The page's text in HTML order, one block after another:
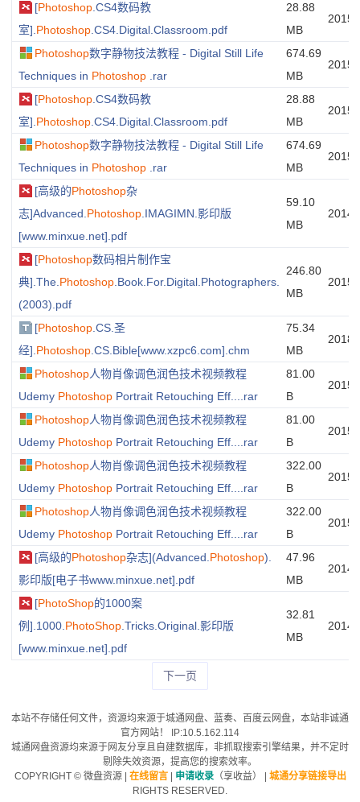
[Photoshop .CS4数码教
室]. Photoshop .CS4.Digital.Classroom.pdf
28.88
MB
Photoshop数字静物技法教程 - Digital Still Life
Techniques in Photoshop .rar
674.69
MB
[Photoshop .CS4数码教
室]. Photoshop .CS4.Digital.Classroom.pdf
28.88
MB
Photoshop数字静物技法教程 - Digital Still Life
Techniques in Photoshop .rar
674.69
MB
[高级的Photoshop杂
志]Advanced. Photoshop .IMAGIMN.影印版
[www.minxue.net].pdf
59.10
MB
[Photoshop数码相片制作宝
典].The. Photoshop .Book.For.Digital.Photographers.
(2003).pdf
246.80
MB
[Photoshop .CS.圣
经]. Photoshop .CS.Bible[www.xzpc6.com].chm
75.34
MB
Photoshop人物肖像调色润色技术视频教程
Udemy Photoshop Portrait Retouching Eff....rar
81.00
B
Photoshop人物肖像调色润色技术视频教程
Udemy Photoshop Portrait Retouching Eff....rar
81.00
B
Photoshop人物肖像调色润色技术视频教程
Udemy Photoshop Portrait Retouching Eff....rar
322.00
B
Photoshop人物肖像调色润色技术视频教程
Udemy Photoshop Portrait Retouching Eff....rar
322.00
B
[高级的Photoshop杂志](Advanced. Photoshop).
影印版[电子书www.minxue.net].pdf
47.96
MB
[PhotoShop的1000案
例].1000. PhotoShop .Tricks.Original.影印版
[www.minxue.net].pdf
32.81
MB
下一页
本站不存储任何文件，资源均来源于城通网盘、蓝奏、 百度云网盘，本站非诚通
官方网站！ IP:10.5.162.114
城通网盘资源均来源于网友分享且自建数据库，非抓取搜索引擎结果，并不定时
剔除失效资源，提高您的搜索效率。
COPYRIGHT © 微盘资源| 在线留言| 申请收录（享收益）
城通分享链接导出
RIGHTS RESERVED.